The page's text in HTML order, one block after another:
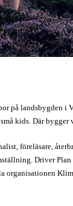
på landsbygden i
kids. Där bygger
föreläsare,
Driver Plan
organisationen